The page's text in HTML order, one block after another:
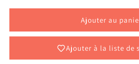
BLUE
20.2
BLUE
WEST
Ajouter au
Ajouter à la liste de